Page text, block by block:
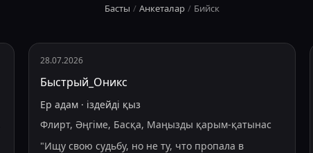
Басты / Анкеталар / Бийск
28.07.2026
Быстрый_Оникс
Ер адам· іздейді қыз
Флирт, Әңгіме, Басқа, Маңызды қарым-қатынас
"Ищу свою судьбу, но не ту, что пропала в